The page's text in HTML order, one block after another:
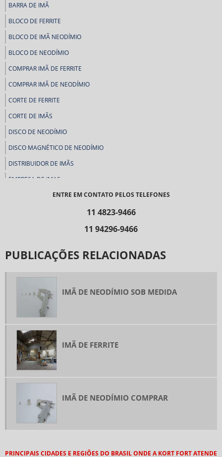
BARRA DE IMÃ
BLOCO DE FERRITE
BLOCO DE IMÃ NEODÍMIO
BLOCO DE NEODÍMIO
COMPRAR IMÃ DE FERRITE
COMPRAR IMÃ DE NEODÍMIO
CORTE DE FERRITE
CORTE DE IMÃS
DISCO DE NEODÍMIO
DISCO MAGNÉTICO DE NEODÍMIO
DISTRIBUIDOR DE IMÃS
EMPRESA DE IMAS
FABRICA DE FERRITE
FABRICANTE DE FERRITE
FERRITE DE ESTRÔNCIO
FERRITE MAGNÉTICO
FERRITE RETANGULAR
FORNECEDOR DE IMAS
IMÃ ANISOTRÓPICO
IMÃ DE FERRITE
IMÃ DE FERRITE RETANGULAR
IMÃ DE NEODÍMIO
ENTRE EM CONTATO PELOS TELEFONES
11 4823-9466
11 94296-9466
PUBLICAÇÕES RELACIONADAS
IMÃ DE NEODÍMIO SOB MEDIDA
IMÃ DE FERRITE
IMÃ DE NEODÍMIO COMPRAR
PRINCIPAIS CIDADES E REGIÕES DO BRASIL ONDE A KORT FORT ATENDE